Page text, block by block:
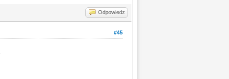
Odpowiedz
#45